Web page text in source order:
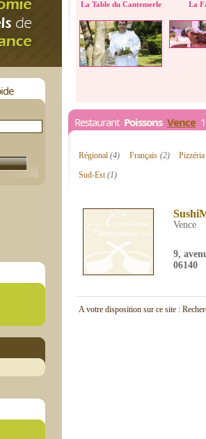
La Table du Cantemerle La
Restaurant Poissons Vence1
Régional(4) Français (2)
Sud-Est(1)
Vence
9,
06140
A votre disposition sur ce site :